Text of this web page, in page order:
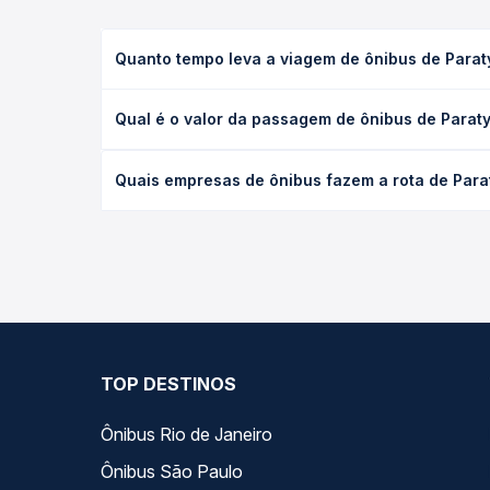
Quanto tempo leva a viagem de ônibus de
leito) e as condições de tráfego. Na Quero
Qual é o valor da passagem de ônibus de
antecedência da compra. Na Quero Passagem
Quais empresas de ônibus fazem a rota de
TOP DESTINOS
Ônibus Rio de Janeiro
Ônibus São Paulo